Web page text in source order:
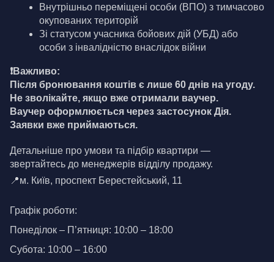
Внутрішньо переміщені особи (ВПО) з тимчасово
окупованих територій
Зі статусом учасника бойових дій (УБД) або
особи з інвалідністю внаслідок війни
❗️Важливо:
Після бронювання коштів є лише 60 днів на угоду.
Не зволікайте, якщо вже отримали ваучер.
Ваучер оформлюється через застосунок Дія.
Заявки вже приймаються.
Детальніше про умови та підбір квартири —
звертайтесь до менеджерів відділу продажу.
📍м. Київ, проспект Берестейський, 11
Графік роботи:
Понеділок – П’ятниця: 10:00 – 18:00
Субота: 10:00 – 16:00